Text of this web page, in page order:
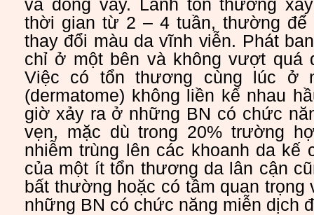
và đóng vảy. Lành tổn thương
thời gian từ 2 – 4 tuần, thường để
thay đổi màu da vĩnh viễn. Phát
chỉ ở một bên và không vượt quá
Việc có tổn thương cùng lúc ở
(dermatome) không liền kế nhau
giờ xảy ra ở những BN có chức
vẹn, mặc dù trong 20% trường
nhiễm trùng lên các khoanh da kế
của một ít tổn thương da lân cận
bất thường hoặc có tầm quan
những BN có chức năng miễn dịch